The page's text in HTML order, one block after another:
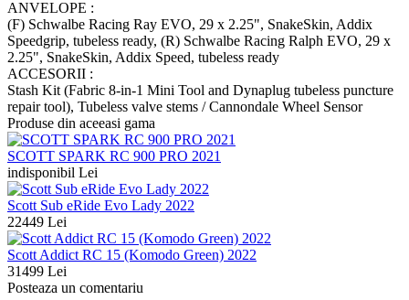
ANVELOPE :
(F) Schwalbe Racing Ray EVO, 29 x 2.25", SnakeSkin, Addix
Speedgrip, tubeless ready, (R) Schwalbe Racing Ralph EVO, 29 x
2.25", SnakeSkin, Addix Speed, tubeless ready
ACCESORII :
Stash Kit (Fabric 8-in-1 Mini Tool and Dynaplug tubeless puncture
repair tool), Tubeless valve stems / Cannondale Wheel Sensor
Produse din aceeasi gama
SCOTT SPARK RC 900 PRO 2021
indisponibil Lei
Scott Sub eRide Evo Lady 2022
22449 Lei
Scott Addict RC 15 (Komodo Green) 2022
31499 Lei
Posteaza un comentariu